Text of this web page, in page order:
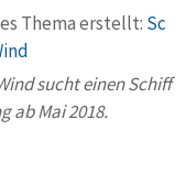
Thema erstellt: Sc
sucht einen Schiff
ab Mai 2018.